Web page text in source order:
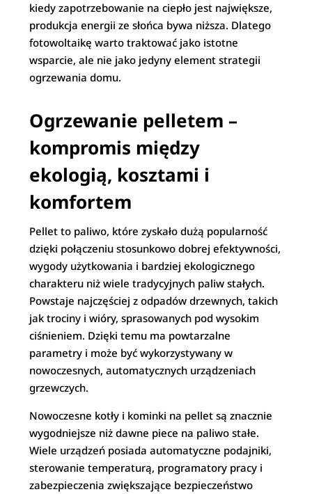
kiedy zapotrzebowanie na ciepło jest największe,
produkcja energii ze słońca bywa niższa. Dlatego
fotowoltaikę warto traktować jako istotne
wsparcie, ale nie jako jedyny element strategii
ogrzewania domu.
Ogrzewanie pelletem –
kompromis między
ekologią, kosztami i
komfortem
Pellet to paliwo, które zyskało dużą popularność
dzięki połączeniu stosunkowo dobrej efektywności,
wygody użytkowania i bardziej ekologicznego
charakteru niż wiele tradycyjnych paliw stałych.
Powstaje najczęściej z odpadów drzewnych, takich
jak trociny i wióry, sprasowanych pod wysokim
ciśnieniem. Dzięki temu ma powtarzalne
parametry i może być wykorzystywany w
nowoczesnych, automatycznych urządzeniach
grzewczych.
Nowoczesne kotły i kominki na pellet są znacznie
wygodniejsze niż dawne piece na paliwo stałe.
Wiele urządzeń posiada automatyczne podajniki,
sterowanie temperaturą, programatory pracy i
zabezpieczenia zwiększające bezpieczeństwo